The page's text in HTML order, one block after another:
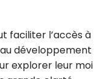
faciliter l’accès à
développement
explorer leur moi